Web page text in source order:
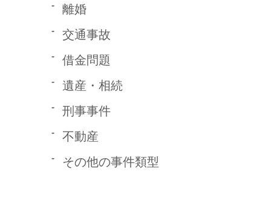
離婚
交通事故
借金問題
遺産・相続
刑事事件
不動産
その他の事件類型